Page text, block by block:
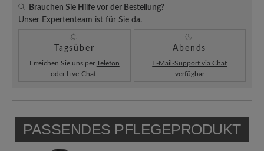
Brauchen Sie Hilfe vor der Bestellung?
Unser Expertenteam ist für Sie da.
Tagsüber
Erreichen Sie uns per Telefon
oder Live-Chat
Abends
E-Mail-Support via Chat
verfügbar
PASSENDES PFLEGEPRODUKT